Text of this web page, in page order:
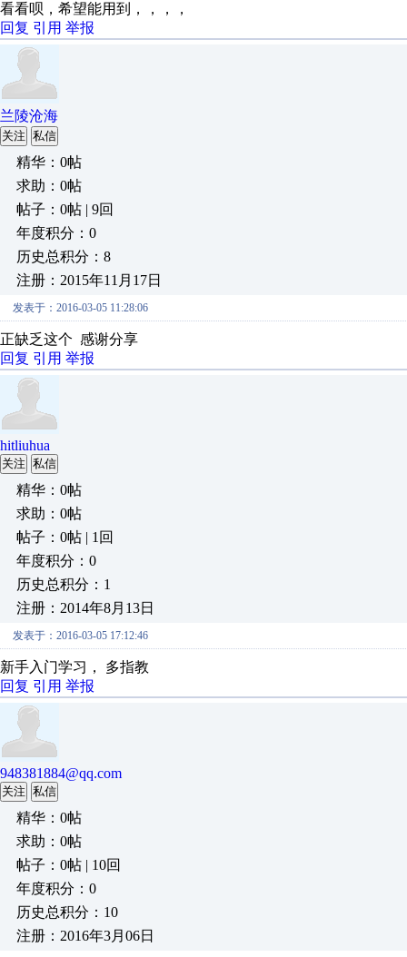
看看呗，希望能用到，，，，
回复 引用 举报
兰陵沧海
关注 私信
精华：0帖
求助：0帖
帖子：0帖 | 9回
年度积分：0
历史总积分：8
注册：2015年11月17日
发表于：2016-03-05 11:28:06
正缺乏这个 感谢分享
回复 引用 举报
hitliuhua
关注 私信
精华：0帖
求助：0帖
帖子：0帖 | 1回
年度积分：0
历史总积分：1
注册：2014年8月13日
发表于：2016-03-05 17:12:46
新手入门学习， 多指教
回复 引用 举报
948381884@qq.com
关注 私信
精华：0帖
求助：0帖
帖子：0帖 | 10回
年度积分：0
历史总积分：10
注册：2016年3月06日